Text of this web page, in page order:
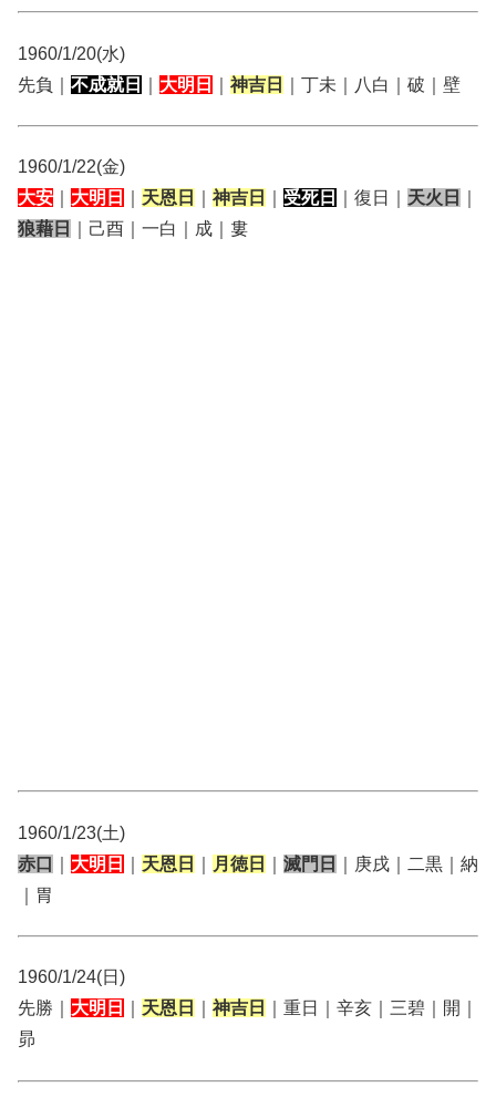
1960/1/20(水)
先負｜ 不成就日 大明日 神吉日 ｜丁未｜八白｜破｜壁
1960/1/22(金)
大安
大明日 天恩日 神吉日 受死日 ｜復日｜ 天火日
狼藉日
｜己酉｜一白｜成｜婁
1960/1/23(土)
赤口
大明日 天恩日 月徳日 滅門日
｜庚戌｜二黒｜納
｜胃
1960/1/24(日)
先勝｜ 大明日 天恩日 神吉日
｜重日｜辛亥｜三碧｜開｜
昴